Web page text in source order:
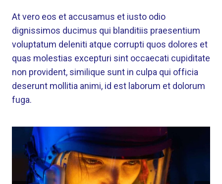
At vero eos et accusamus et iusto odio
dignissimos ducimus qui blanditiis praesentium
voluptatum deleniti atque corrupti quos dolores et
quas molestias excepturi sint occaecati cupiditate
non provident, similique sunt in culpa qui officia
deserunt mollitia animi, id est laborum et dolorum
fuga.